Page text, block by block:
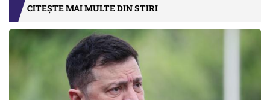
CITEȘTE MAI MULTE DIN STIRI